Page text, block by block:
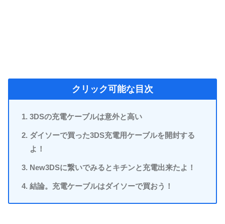
クリック可能な目次
3DSの充電ケーブルは意外と高い
ダイソーで買った3DS充電用ケーブルを開封する
よ！
New3DSに繋いでみるとキチンと充電出来たよ！
結論。充電ケーブルはダイソーで買おう！